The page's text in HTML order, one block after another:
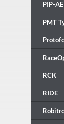
PIP-
PMT
RCK
RIDE